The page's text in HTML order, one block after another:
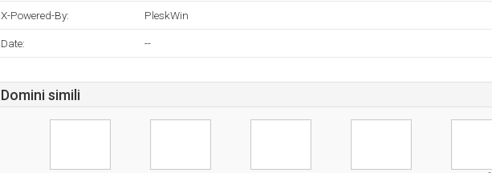
X-Powered-By: PleskWin
Date: --
Domini simili